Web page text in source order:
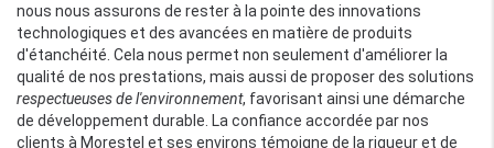
nous nous assurons de rester à la pointe des innovations
technologiques et des avancées en matière de produits
d'étanchéité. Cela nous permet non seulement d'améliorer la
qualité de nos prestations, mais aussi de proposer des solutions
respectueuses de l'environnement, favorisant ainsi une démarche
de développement durable. La confiance accordée par nos
clients à Morestel et ses environs témoigne de la rigueur et de